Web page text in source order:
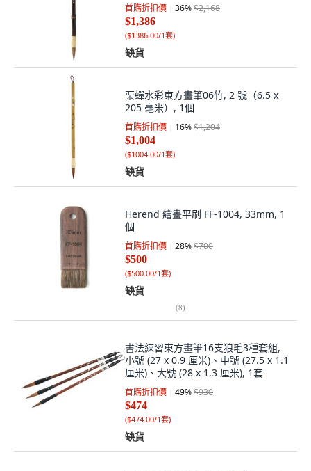
首購折扣價 36%$2,168
$1,386
($1386.00/1套)
缺貨
栗蟬水彩東方畫筆06竹, 2 號（6.5 x
205 毫米）, 1個
首購折扣價 16%$1,204
$1,004
($1004.00/1套)
缺貨
Herend 繪畫平刷 FF-1004, 33mm, 1
個
首購折扣價 28%$700
$500
($500.00/1套)
缺貨
(8)
書法練習東方畫筆16支狼毛3種套組,
小號 (27 x 0.9 厘米)、中號 (27.5 x 1.1
厘米)、大號 (28 x 1.3 厘米), 1套
首購折扣價 49%$930
$474
($474.00/1套)
缺貨